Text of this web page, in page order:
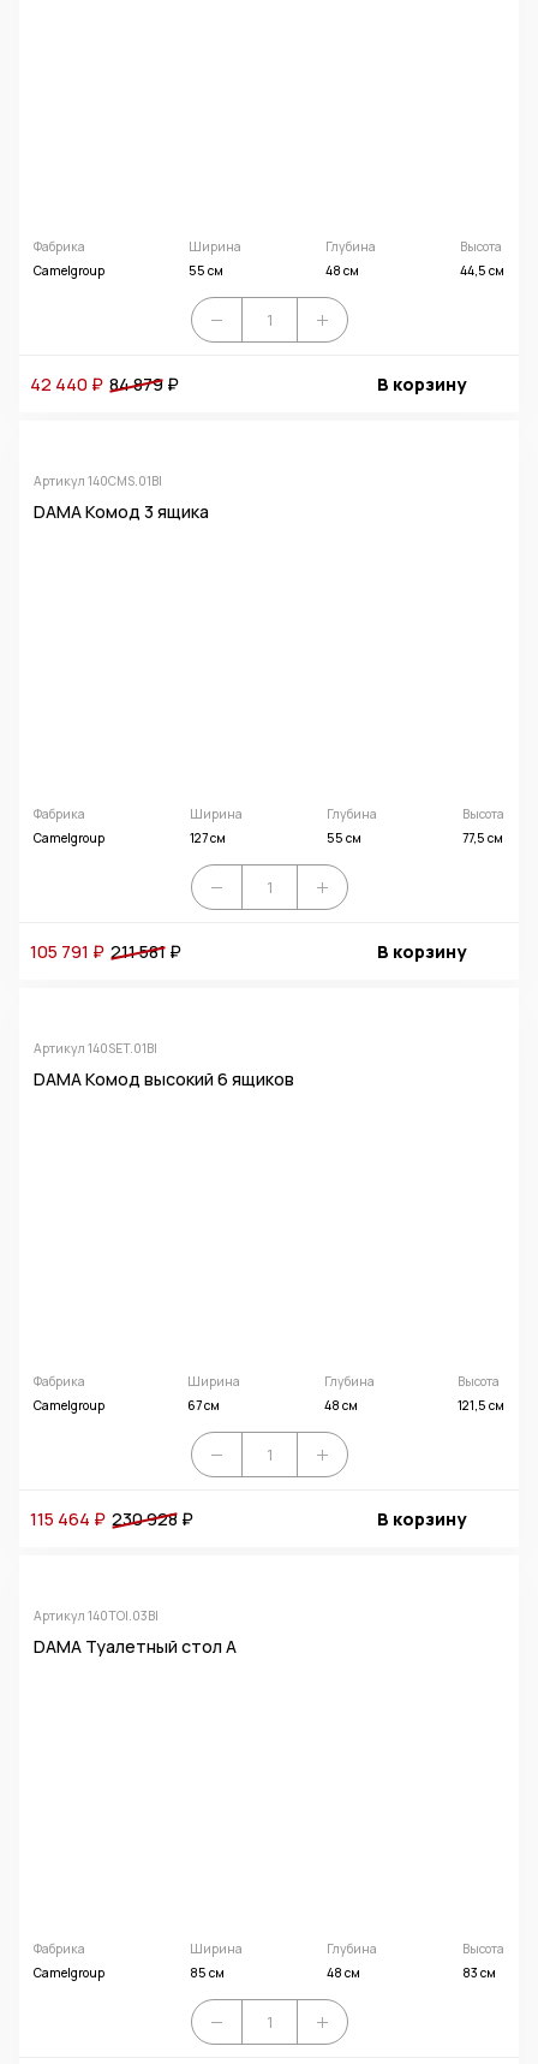
Фабрика
Camelgroup
Ширина
55 см
Глубина
48 см
Высота
44,5 см
42 440 ₽ 84 879₽ В корзину
Артикул 140CMS.01BI
DAMA Комод 3 ящика
Фабрика
Camelgroup
Ширина
127 см
Глубина
55 см
Высота
77,5 см
105 791 ₽ 211 581₽ В корзину
Артикул 140SET.01BI
DAMA Комод высокий 6 ящиков
Фабрика
Camelgroup
Ширина
67 см
Глубина
48 см
Высота
121,5 см
115 464 ₽ 230 928₽ В корзину
Артикул 140TOI.03BI
DAMA Туалетный стол А
Фабрика
Camelgroup
Ширина
85 см
Глубина
48 см
Высота
83 см